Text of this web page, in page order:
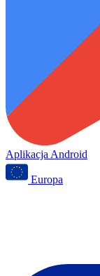
Aplikacja Android
Europa